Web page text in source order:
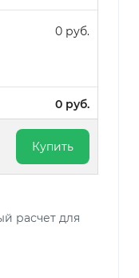
0 руб.
0 руб.
Купить
расчет для